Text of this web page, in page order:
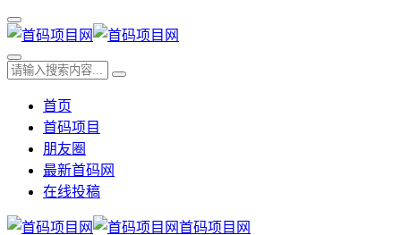
首页
首码项目
朋友圈
最新首码网
在线投稿
首码项目网